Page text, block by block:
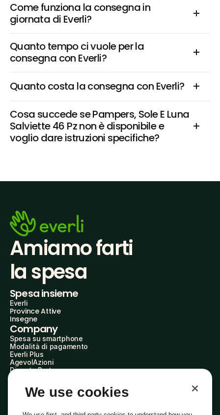
Come funziona la consegna in
giornata di Everli?
Quanto tempo ci vuole per la
consegna con Everli?
Quanto costa la consegna con Everli?
Cosa succede se Pampers, Sole E Luna
Salviette 46 Pz non è disponibile e
voglio dare istruzioni specifiche?
Amiamo farti
la spesa
Spesa insieme
Everli
Province Attive
Insegne
Company
Spesa su smartphone
Modalità di pagamento
Everli Plus
AgevolAzioni
Diventa Partner
Everli Shoppers
About Us
We use cookies